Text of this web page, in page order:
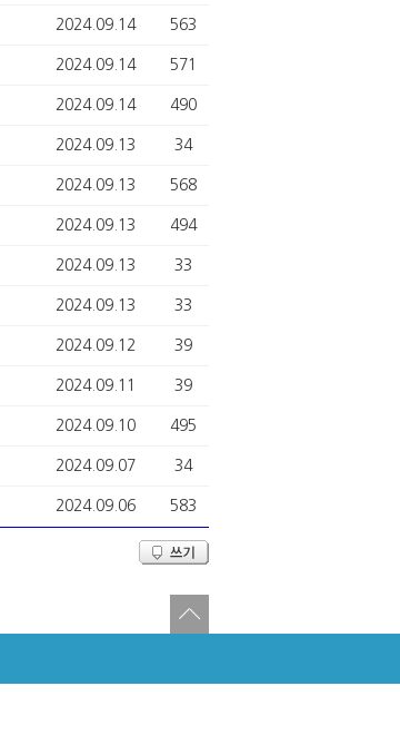
2024.09.14 563
2024.09.14 571
2024.09.14 490
2024.09.13 34
2024.09.13 568
2024.09.13 494
2024.09.13 33
2024.09.13 33
2024.09.12 39
2024.09.11 39
2024.09.10 495
2024.09.07 34
2024.09.06 583